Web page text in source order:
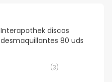
Interapothek discos
desmaquillantes 80 uds
(3)